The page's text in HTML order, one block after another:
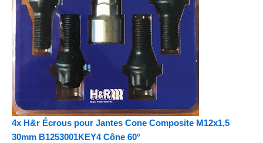
4x H&r Écrous pour Jantes Cone Composite M12x1,5
30mm B1253001KEY4 Cône 60°